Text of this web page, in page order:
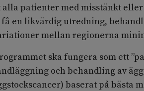
patienter med misstänkt
få en likvärdig utredning,
mellan regionerna
ska fungera som ett
och behandling av
baserat på bästa